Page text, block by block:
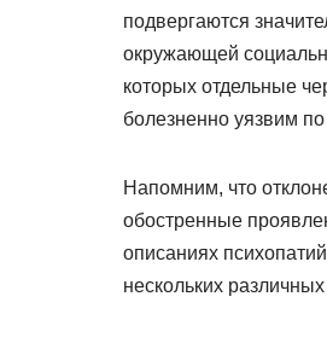
подвергаются
окружающей
которых отдельные
болезненно уязвим
Напомним, что
обостренные
описаниях
нескольких различных